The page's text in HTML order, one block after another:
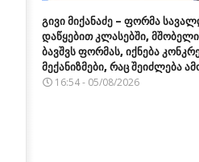
გივი მიქანაძე – ფორმა
დაწყებით კლასებში, მშობელი
ბავშვს ფორმას, იქნება
მექანიზმები, რაც შეიძლება
16:54 - 05/08/2026